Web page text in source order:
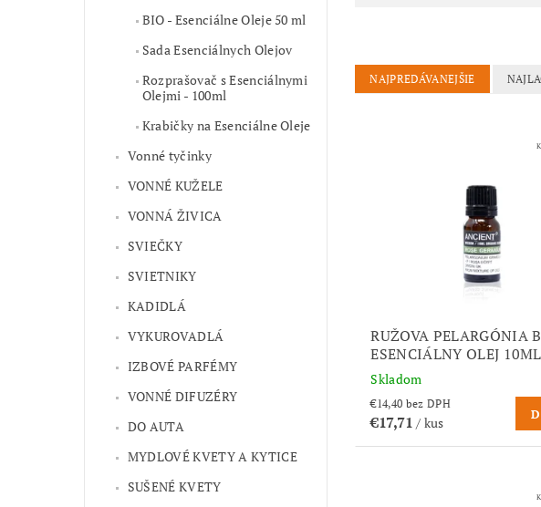
BIO - Esenciálne Oleje 50 ml
Sada Esenciálnych Olejov
Rozprašovač s Esenciálnymi
Olejmi - 100ml
Krabičky na Esenciálne Oleje
Vonné tyčinky
VONNÉ KUŽELE
VONNÁ ŽIVICA
SVIEČKY
SVIETNIKY
KADIDLÁ
VYKUROVADLÁ
IZBOVÉ PARFÉMY
VONNÉ DIFUZÉRY
DO AUTA
MYDLOVÉ KVETY A KYTICE
SUŠENÉ KVETY
NAJPREDÁVANEJŠIE
RUŽOVA PELARGÓNIA
ESENCIÁLNY OLEJ 10ML
Skladom
€14,40 bez DPH
€17,71/ kus